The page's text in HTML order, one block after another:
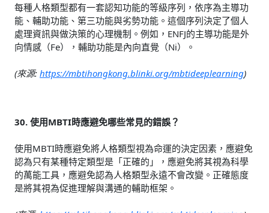
每種人格類型都有一套認知功能的等級序列，依序為主導功
能、輔助功能、第三功能與劣勢功能。這個序列決定了個人
處理資訊與做決策的心理機制。例如，ENFJ的主導功能是外
向情感（Fe），輔助功能是內向直覺（Ni）。
(來源: https://mbtihongkong.blinki.org/mbtideeplearning)
30. 使用MBTI時應避免哪些常見的錯誤？
使用MBTI時應避免將人格類型視為命運的決定因素，應避免
認為只有某種特定類型是「正確的」，應避免將其視為科學
的萬能工具，應避免認為人格類型永遠不會改變。正確態度
是將其視為促進理解與溝通的輔助框架。